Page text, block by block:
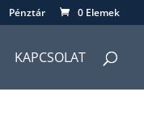
Pénztár 0 Elemek
KAPCSOLAT